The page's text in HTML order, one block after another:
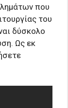
που
του
δύσκολο
Ως εκ